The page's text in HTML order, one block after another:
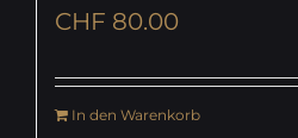
CHF 80.00
In den Warenkorb